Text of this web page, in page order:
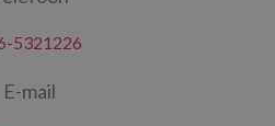
5321226
E-mail